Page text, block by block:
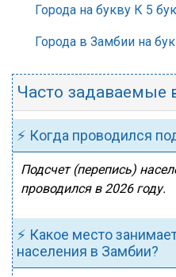
Города на букву К 5
Города в Замбии на
Часто задаваемые
⚡ Когда проводился
Подсчет (перепись)
проводился в 2026 году.
⚡ Какое место
населения в Замбии?